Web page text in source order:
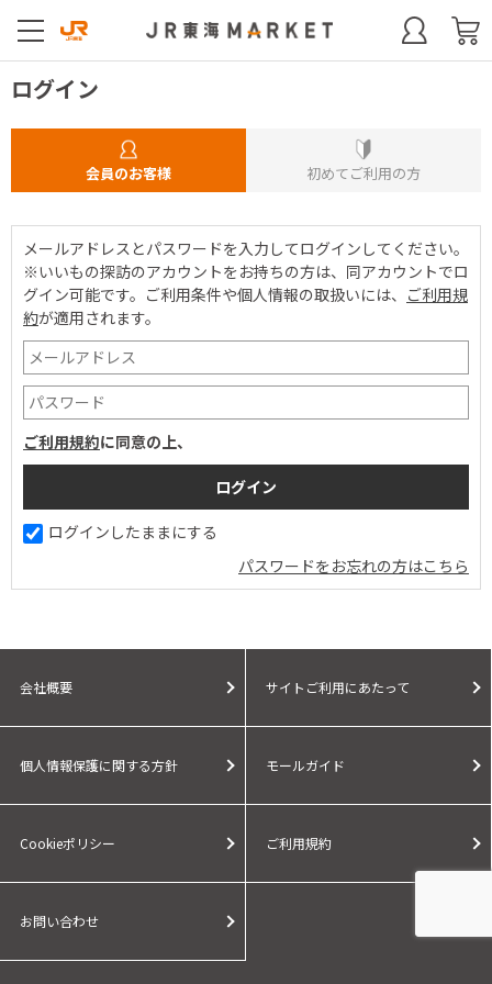
ログイン
会員のお客様 初めてご利用の方
メールアドレスとパスワードを入力してログインしてください。
※いいもの探訪のアカウントをお持ちの方は、同アカウントでロ
グイン可能です。 ご利用条件や個人情報の取扱いには、 ご利用規
約が適用されます。
ご利用規約に同意の上、
ログインしたままにする
パスワードをお忘れの方はこちら
会社概要 サイトご利用にあたって
個人情報保護に関する方針 モールガイド
Cookieポリシー ご利用規約
お問い合わせ